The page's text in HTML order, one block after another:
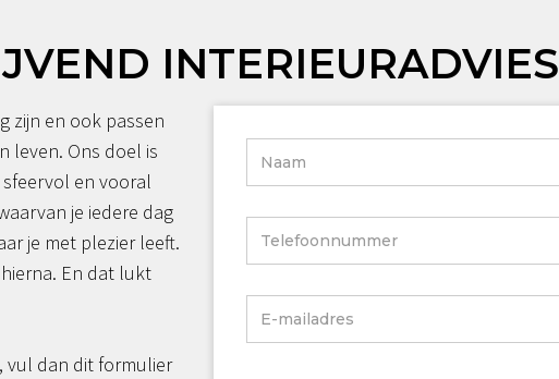
INTERIEURADVIES
zijn en ook passen
leven. Ons doel is
en vooral
je iedere dag
je met plezier leeft.
En dat lukt
vul dan dit formulier